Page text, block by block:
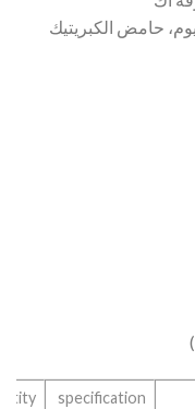
حامض الكبريتيك
specification